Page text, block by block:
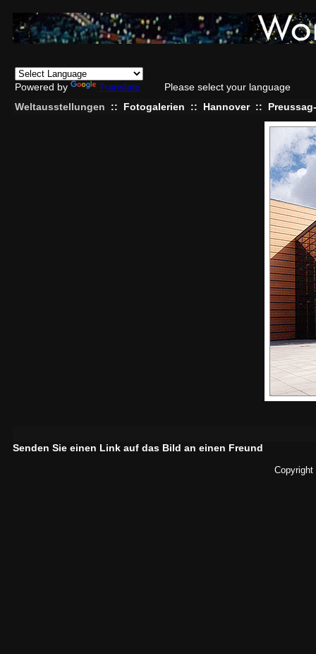
Powered by Translate
Please select your language
Weltausstellungen
:: Fotogalerien :: Hannover ::
Senden Sie einen Link auf das Bild an einen Freund